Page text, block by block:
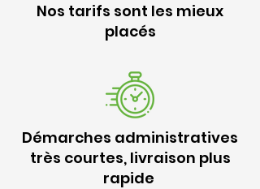
Nos tarifs sont les mieux
placés
Démarches administratives
très courtes, livraison plus
rapide